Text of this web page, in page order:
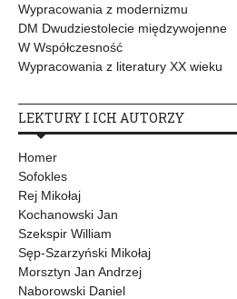
Wypracowania z modernizmu
DM Dwudziestolecie międzywojenne
W Współczesność
Wypracowania z literatury XX wieku
LEKTURY I ICH AUTORZY
Homer
Sofokles
Rej Mikołaj
Kochanowski Jan
Szekspir William
Sęp-Szarzyński Mikołaj
Morsztyn Jan Andrzej
Naborowski Daniel